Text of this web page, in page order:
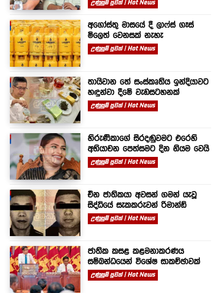
උණුසුම් පුවත් | Hot News
අගෝස්තු මාසයේ දී ලාෆ්ස් ගෑස්
මිලෙත් වෙනසක් නැහැ
උණුසුම් පුවත් | Hot News
තායිවාන තේ සංස්කෘතිය ඉන්දියාවට
හඳුන්වා දීමේ වැඩසටහනක්
උණුසුම් පුවත් | Hot News
හිරුණිකාගේ සිරදඬුවමට එරෙහි
අභියාචන පෙත්සමට දින නියම වෙයි
උණුසුම් පුවත් | Hot News
චීන ජාතිකයා අවසන් ගමන් යැවූ
සිද්ධියේ සැකකරුවන් රිමාන්ඩ්
උණුසුම් පුවත් | Hot News
ජාතික කසළ කළමනාකරණය
සම්බන්ධයෙන් විශේෂ සාකච්ඡාවක්
උණුසුම් පුවත් | Hot News